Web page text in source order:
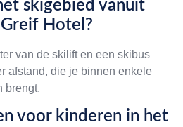
skigebied vanuit
Hotel?
van de skilift en een skibus
afstand, die je binnen enkele
brengt.
voor kinderen in het